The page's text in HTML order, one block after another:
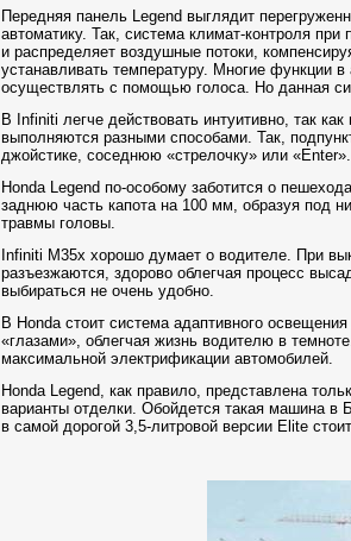
Передняя панель Legend выглядит
автоматику. Так, система климат-контроля
и распределяет воздушные потоки,
устанавливать температуру. Многие функции
осуществлять с помощью голоса. Но данная
В Infiniti легче действовать интуитивно, так
выполняются разными способами. Так,
джойстике, соседнюю «стрелочку» или
Honda Legend по-особому заботится о
заднюю часть капота на 100 мм, образуя под
травмы головы.
Infiniti M35x хорошо думает о водителе. При
разъезжаются, здорово облегчая процесс
выбираться не очень удобно.
В Honda стоит система адаптивного
«глазами», облегчая жизнь водителю в
максимальной электрификации автомобилей.
Honda Legend, как правило, представлена
варианты отделки. Обойдется такая машина в
в самой дорогой 3,5-литровой версии Elite